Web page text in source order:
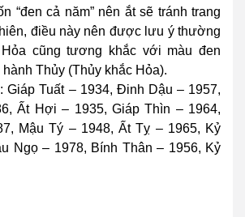
“đen cả năm” nên ắt sẽ tránh trang
điều này nên được lưu ý thường
cũng tương khắc với màu đen
Thủy (Thủy khắc Hỏa).
Giáp Tuất – 1934, Đinh Dậu – 1957,
Ất Hợi – 1935, Giáp Thìn – 1964,
Mậu Tý – 1948, Ất Tỵ – 1965, Kỷ
Ngọ – 1978, Bính Thân – 1956, Kỷ